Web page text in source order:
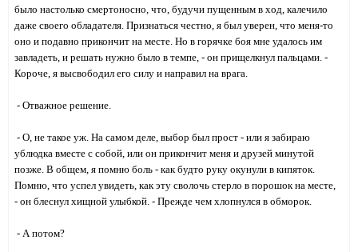
было настолько смертоносно, что, будучи пущенным в ход, калечило
даже своего обладателя. Признаться честно, я был уверен, что меня-то
оно и подавно прикончит на месте. Но в горячке боя мне удалось им
завладеть, и решать нужно было в темпе, - он прищелкнул пальцами. -
Короче, я высвободил его силу и направил на врага.
- Отважное решение.
- О, не такое уж. На самом деле, выбор был прост - или я забираю
ублюдка вместе с собой, или он прикончит меня и друзей минутой
позже. В общем, я помню боль - как будто руку окунули в кипяток.
Помню, что успел увидеть, как эту сволочь стерло в порошок на месте,
- он блеснул хищной улыбкой. - Прежде чем хлопнулся в обморок.
- А потом?